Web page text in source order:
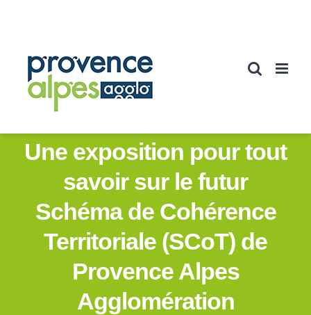
Une exposition pour tout
savoir sur le futur
Schéma de Cohérence
Territoriale (SCoT) de
Provence Alpes
Agglomération